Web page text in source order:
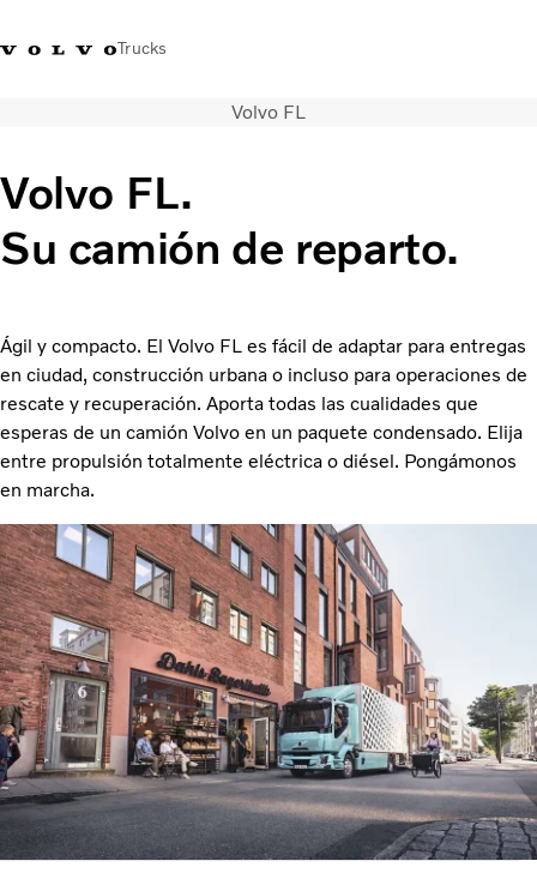
Trucks
Servicios
Noticias
Cada gota cuenta
Truck Builder
Volvo FL
Volvo FL.
Su camión de reparto.
Ágil y compacto. El Volvo FL es fácil de adaptar para entregas
en ciudad, construcción urbana o incluso para operaciones de
rescate y recuperación. Aporta todas las cualidades que
esperas de un camión Volvo en un paquete condensado. Elija
entre propulsión totalmente eléctrica o diésel. Pongámonos
en marcha.